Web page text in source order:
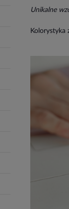
Unikalne
Kolorystyka